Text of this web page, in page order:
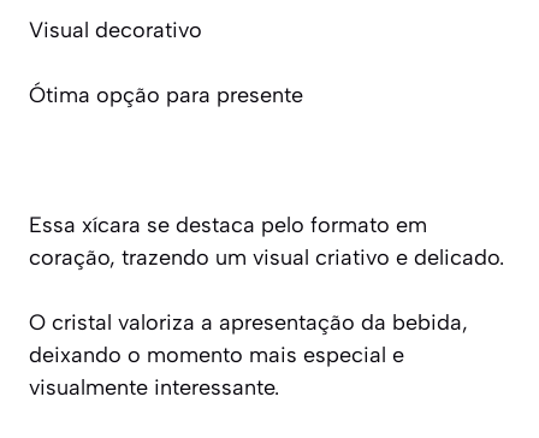
Visual decorativo
Ótima opção para presente
Essa xícara se destaca pelo formato em
coração, trazendo um visual criativo e delicado.
O cristal valoriza a apresentação da bebida,
deixando o momento mais especial e
visualmente interessante.